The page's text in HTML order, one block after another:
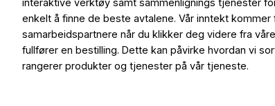
interaktive verktøy samt sammenlignings tjenester
enkelt å finne de beste avtalene. Vår inntekt kommer
samarbeidspartnere når du klikker deg videre fra
fullfører en bestilling. Dette kan påvirke hvordan vi
rangerer produkter og tjenester på vår tjeneste.